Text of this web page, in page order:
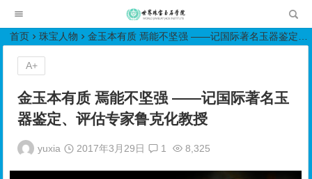
首页 珠宝人物 金玉本有质 焉能不坚强 ——记国际著名玉器鉴定、评估专家鲁克化教授
金玉本有质 焉能不坚强 ——记国际著名玉
器鉴定、评估专家鲁克化教授
yuxia 2017年3月29日 1 8,325
A+